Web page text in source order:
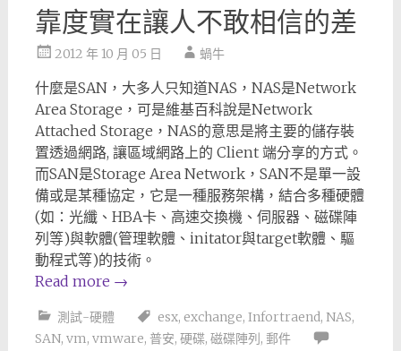
靠度實在讓人不敢相信的差
2012 年 10 月 05 日 蝸牛
什麼是SAN，大多人只知道NAS，NAS是Network
Area Storage，可是維基百科說是Network
Attached Storage，NAS的意思是將主要的儲存裝
置透過網路, 讓區域網路上的 Client 端分享的方式。
而SAN是Storage Area Network，SAN不是單一設
備或是某種協定，它是一種服務架構，結合多種硬體
(如：光纖、HBA卡、高速交換機、伺服器、磁碟陣
列等)與軟體(管理軟體、initator與target軟體、驅
動程式等)的技術。
Read more →
測試-硬體 esx, exchange, Infortraend, NAS,
SAN, vm, vmware, 普安, 硬碟, 磁碟陣列, 郵件